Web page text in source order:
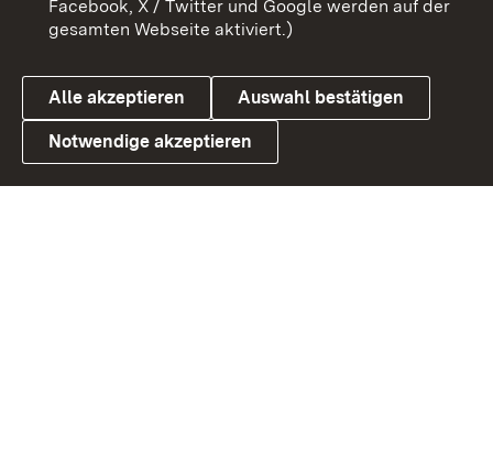
Link zum Landesportal
Datenschutz
Cookies
Facebook, X / Twitter und Google werden auf der
gesamten Webseite aktiviert.)
Alle akzeptieren Auswahl bestätigen
Notwendige akzeptieren